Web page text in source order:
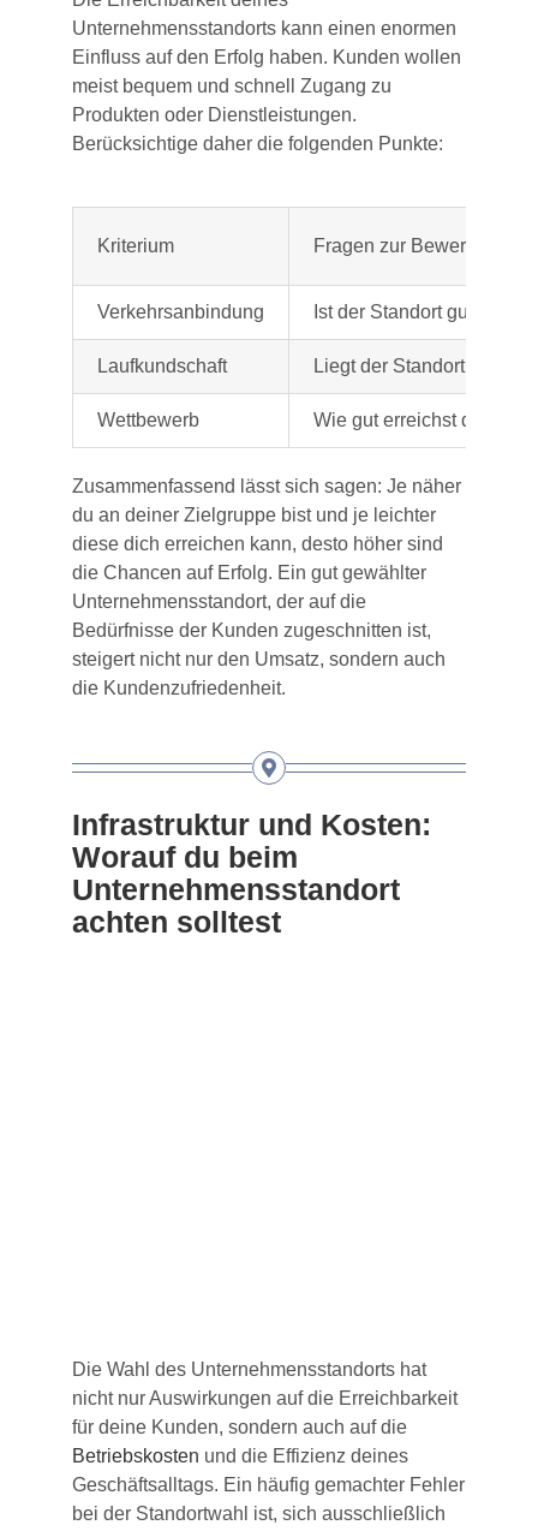
Unternehmensstandorts kann einen enormen
Einfluss auf den Erfolg haben. Kunden wollen
meist bequem und schnell Zugang zu
Produkten oder Dienstleistungen.
Berücksichtige daher die folgenden Punkte:
Kriterium Fragen zur Bewertung
Verkehrsanbindung Ist der Standort gut mit
Laufkundschaft Liegt der Standort in
Wettbewerb Wie gut erreichst du
Zusammenfassend lässt sich sagen: Je näher
du an deiner Zielgruppe bist und je leichter
diese dich erreichen kann, desto höher sind
die Chancen auf Erfolg. Ein gut gewählter
Unternehmensstandort, der auf die
Bedürfnisse der Kunden zugeschnitten ist,
steigert nicht nur den Umsatz, sondern auch
die Kundenzufriedenheit.
Infrastruktur und Kosten:
Worauf du beim
Unternehmensstandort
achten solltest
Die Wahl des Unternehmensstandorts hat
nicht nur Auswirkungen auf die Erreichbarkeit
für deine Kunden, sondern auch auf die
Betriebskosten und die Effizienz deines
Geschäftsalltags. Ein häufig gemachter Fehler
bei der Standortwahl ist, sich ausschließlich